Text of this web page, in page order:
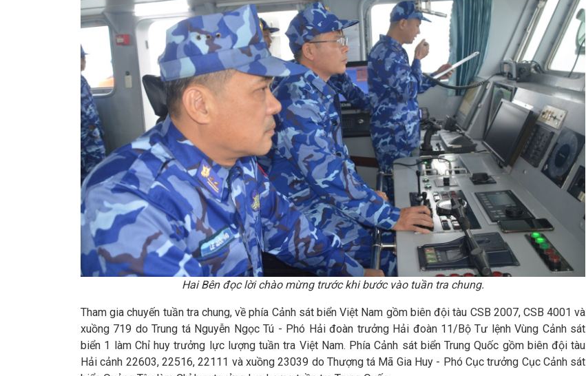
Hai Bên đọc lời chào mừng trước khi bước vào tuần tra chung.
Tham gia chuyến tuần tra chung, về phía Cảnh sát biển Việt Nam gồm biên đội tàu CSB 2007, CSB 4001 và
xuồng 719 do Trung tá Nguyễn Ngọc Tú - Phó Hải đoàn trưởng Hải đoàn 11/Bộ Tư lệnh Vùng Cảnh sát
biển 1 làm Chỉ huy trưởng lực lượng tuần tra Việt Nam. Phía Cảnh sát biển Trung Quốc gồm biên đội tàu
Hải cảnh 22603, 22516, 22111 và xuồng 23039 do Thượng tá Mã Gia Huy - Phó Cục trưởng Cục Cảnh sát